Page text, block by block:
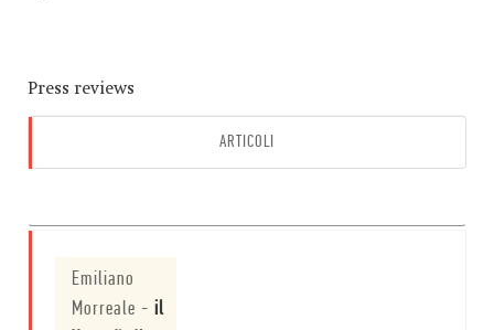
Press reviews
ARTICOLI
Emiliano
Morreale - il